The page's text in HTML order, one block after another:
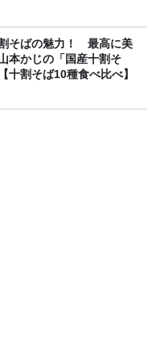
そばの魅力！ 最高に美
本かじの「国産十割そ
十割そば10種食べ比べ】